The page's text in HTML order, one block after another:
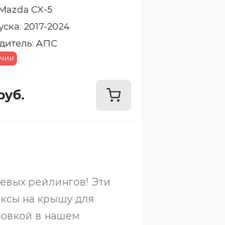
CX-5
2017-2024
АПС
рейлингов! Эти
на крышу для
в нашем